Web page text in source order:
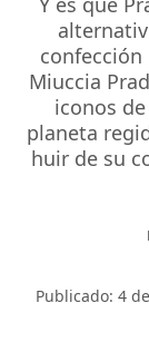
Miuccia
iconos
planeta
huir de su
Publicado: 4